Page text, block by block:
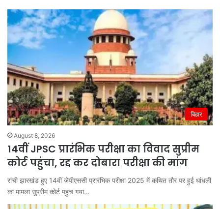
बिहार
August 8, 2026
14वीं JPSC प्रारंभिक परीक्षा का विवाद सुप्रीम
कोर्ट पहुंचा, रद्द कर दोबारा परीक्षा की मांग
रांची झारखंड हुए 14वीं जेपीएससी प्रारंभिक परीक्षा 2025 में कथित तौर पर हुई धांधली
का मामला सुप्रीम कोर्ट पहुंच गया…